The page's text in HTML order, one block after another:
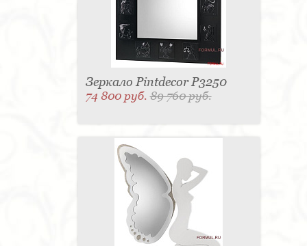
Зеркало Pintdecor P3250
74 800 руб.89 760 руб.